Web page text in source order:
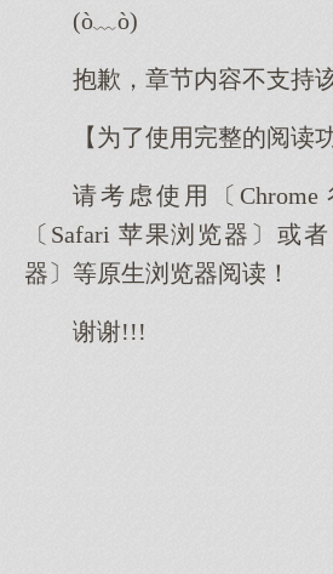
(ò﹏ò)
抱歉，章节内容不支持
【为了使用完整的阅读
请考虑使用〔Chrome
〔Safari 苹果浏览器〕或
器〕等原生浏览器阅读！
谢谢!!!